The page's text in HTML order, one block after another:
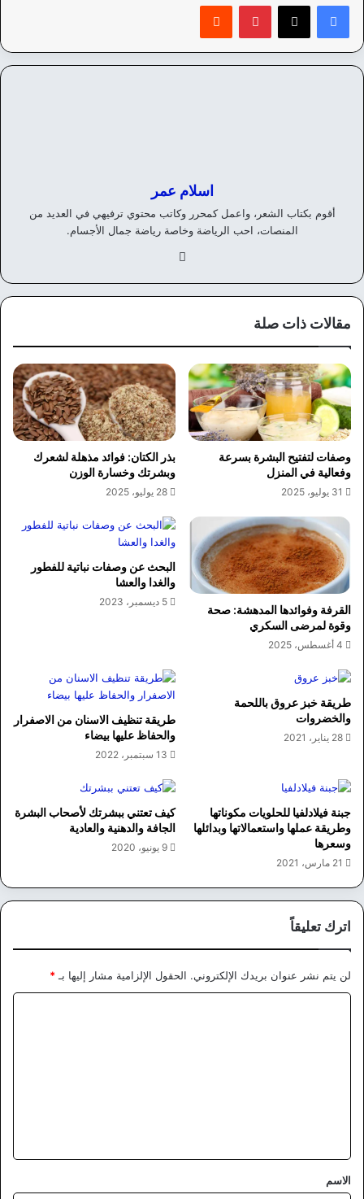
بينتيريست
اسلام عمر
أقوم بكتاب الشعر، واعمل كمحرر وكاتب محتوي ترفيهي في العديد من
المنصات، احب الرياضة وخاصة رياضة جمال الأجسام.
وك
مقالات ذات صلة
وصفات لتفتيح البشرة بسرعة
وفعالية في المنزل
31 يوليو، 2025
بذر الكتان: فوائد مذهلة لشعرك
وبشرتك وخسارة الوزن
28 يوليو، 2025
القرفة وفوائدها المدهشة: صحة
وقوة لمرضى السكري
4 أغسطس، 2025
البحث عن وصفات نباتية للفطور
والغدا والعشا
5 ديسمبر، 2023
طريقة خبز عروق باللحمة
والخضروات
28 يناير، 2021
طريقة تنظيف الاسنان من الاصفرار
والحفاظ عليها بيضاء
13 سبتمبر، 2022
جبنة فيلادلفيا للحلويات مكوناتها
وطريقة عملها واستعمالاتها وبدائلها
وسعرها
21 مارس، 2021
كيف تعتني ببشرتك لأصحاب البشرة
الجافة والدهنية والعادية
9 يونيو، 2020
اترك تعليقاً
لن يتم نشر عنوان بريدك الإلكتروني. الحقول الإلزامية مشار إليها بـ *
*
الاسم